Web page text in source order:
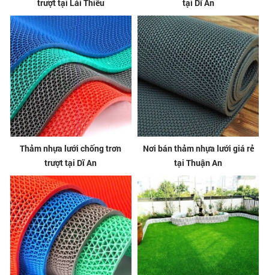
trượt tại Lái Thiêu tại Dĩ An
Thảm nhựa lưới chống trơn
trượt tại Dĩ An
Nơi bán thảm nhựa lưới giá rẻ
tại Thuận An